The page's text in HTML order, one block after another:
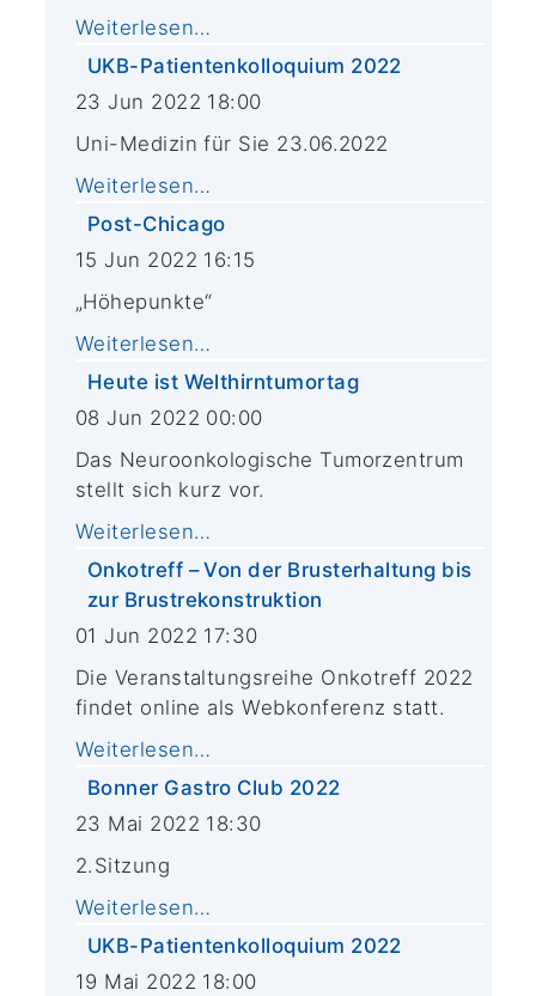
Weiterlesen…
UKB-Patientenkolloquium 2022
23 Jun 2022 18:00
Uni-Medizin für Sie 23.06.2022
Weiterlesen…
Post-Chicago
15 Jun 2022 16:15
„Höhepunkte“
Weiterlesen…
Heute ist Welthirntumortag
08 Jun 2022 00:00
Das Neuroonkologische Tumorzentrum
stellt sich kurz vor.
Weiterlesen…
Onkotreff – Von der Brusterhaltung bis
zur Brustrekonstruktion
01 Jun 2022 17:30
Die Veranstaltungsreihe Onkotreff 2022
findet online als Webkonferenz statt.
Weiterlesen…
Bonner Gastro Club 2022
23 Mai 2022 18:30
2.Sitzung
Weiterlesen…
UKB-Patientenkolloquium 2022
19 Mai 2022 18:00